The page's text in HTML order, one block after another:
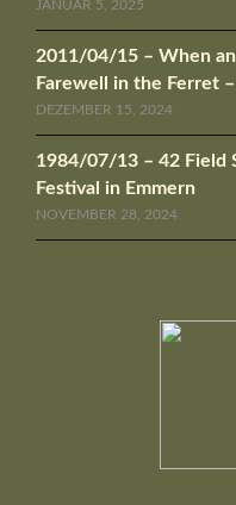
JANUAR 5, 2025
2011/04/15 – When
Farewell in the Ferret
DEZEMBER 15, 2024
1984/07/13 – 42 Field
Festival in Emmern
NOVEMBER 28, 2024